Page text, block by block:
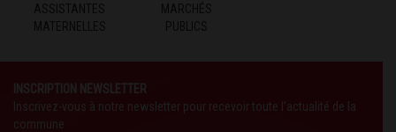
ASSISTANTES
MATERNELLES
MARCHÉS
PUBLICS
INSCRIPTION NEWSLETTER
Inscrivez-vous à notre newsletter pour recevoir toute l'actualité de la
commune